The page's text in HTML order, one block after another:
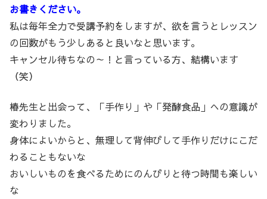
お書きください。
私は毎年全力で受講予約をしますが、欲を言うとレッスン
の回数がもう少しあると良いなと思います。
キャンセル待ちなの～！と言っている方、結構います
（笑）
椿先生と出会って、「手作り」や「発酵食品」への意識が
変わりました。
身体によいからと、無理して背伸びして手作りだけにこだ
わることもないな
おいしいものを食べるためにのんびりと待つ時間も楽しい
な